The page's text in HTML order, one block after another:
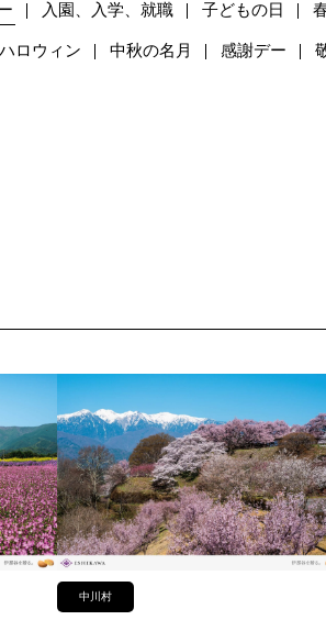
入園、入学、就職 子どもの日
ハロウィン 中秋の名月 感謝デー
中川村